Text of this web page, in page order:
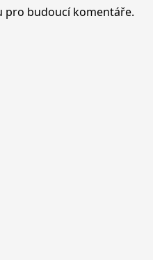
pro budoucí komentáře.